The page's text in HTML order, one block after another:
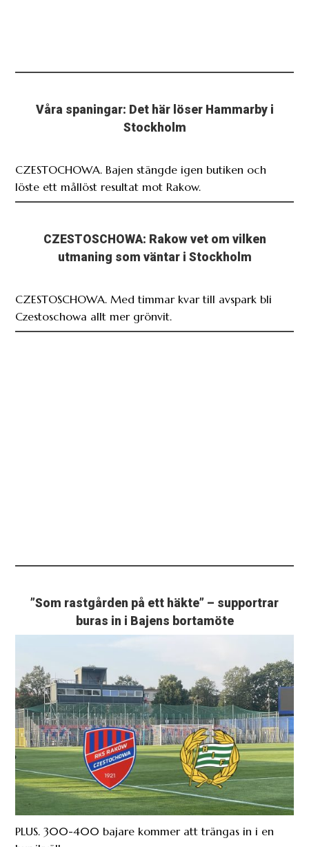
Våra spaningar: Det här löser Hammarby i
Stockholm
CZESTOCHOWA. Bajen stängde igen butiken och
löste ett mållöst resultat mot Rakow.
CZESTOSCHOWA: Rakow vet om vilken
utmaning som väntar i Stockholm
CZESTOSCHOWA. Med timmar kvar till avspark bli
Czestoschowa allt mer grönvit.
”Som rastgården på ett häkte” – supportrar
buras in i Bajens bortamöte
PLUS. 300-400 bajare kommer att trängas in i en